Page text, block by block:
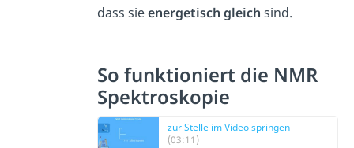
dass sieenergetisch gleich sind.
So funktioniert die NMR
Spektroskopie
zur Stelle im Video springen
(03:11)